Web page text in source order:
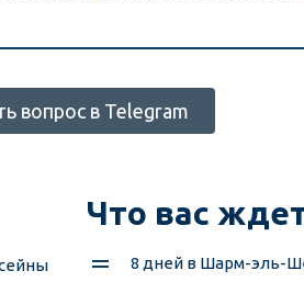
вопрос в Telegram
Что вас
8 дней в Шарм-эль-